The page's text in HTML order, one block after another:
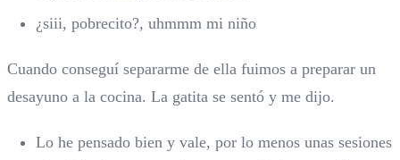
¿siii, pobrecito?, uhmmm mi niño
Cuando conseguí separarme de ella fuimos a preparar un
desayuno a la cocina. La gatita se sentó y me dijo.
Lo he pensado bien y vale, por lo menos unas sesiones